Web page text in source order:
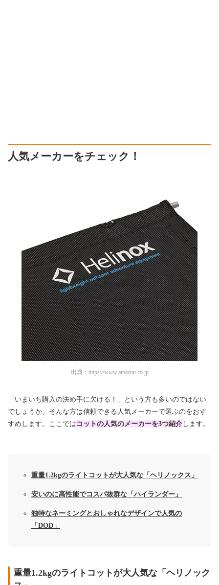
人気メーカーをチェック！
出典： https://www.amazon.co.jp
「いまいち購入の決め手に欠ける！」という方も多いのではない
でしょうか。そんな方は信頼できる人気メーカーで選ぶのをおす
すめします。ここでは コットの人気のメーカーを3つ紹介 します。
重量1.2kgのライトコットが大人気な「ヘリノックス」
安いのに高性能でコスパ抜群な「ハイランダー」
独特なネーミングとおしゃれなデザインで人気の
「DOD」
重量1.2kgのライトコットが大人気な「ヘリノック